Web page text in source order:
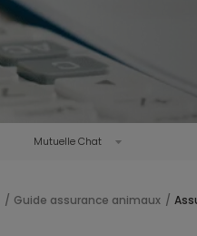
Mutuelle Chat
Guide assurance animaux